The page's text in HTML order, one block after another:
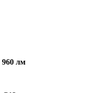
960 лм